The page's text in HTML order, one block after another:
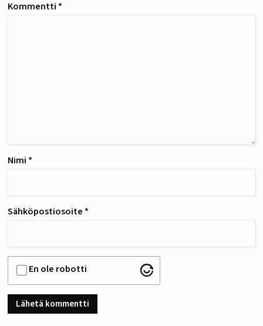
Kommentti *
Nimi *
Sähköpostiosoite *
En ole robotti